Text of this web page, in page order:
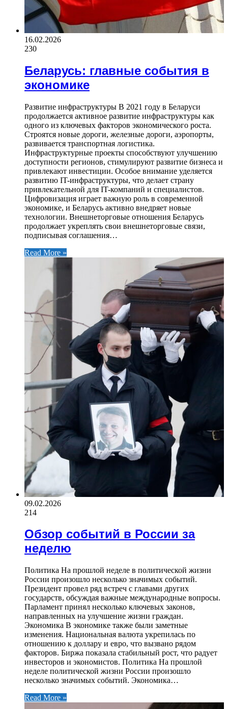
16.02.2026
230
Беларусь: главные события в
экономике
Развитие инфраструктуры В 2021 году в Беларуси
продолжается активное развитие инфраструктуры как
одного из ключевых факторов экономического роста.
Строятся новые дороги, железные дороги, аэропорты,
развивается транспортная логистика.
Инфраструктурные проекты способствуют улучшению
доступности регионов, стимулируют развитие бизнеса и
привлекают инвестиции. Особое внимание уделяется
развитию IT-инфраструктуры, что делает страну
привлекательной для IT-компаний и специалистов.
Цифровизация играет важную роль в современной
экономике, и Беларусь активно внедряет новые
технологии. Внешнеторговые отношения Беларусь
продолжает укреплять свои внешнеторговые связи,
подписывая соглашения…
Read More »
09.02.2026
214
Обзор событий в России за
неделю
Политика На прошлой неделе в политической жизни
России произошло несколько значимых событий.
Президент провел ряд встреч с главами других
государств, обсуждая важные международные вопросы.
Парламент принял несколько ключевых законов,
направленных на улучшение жизни граждан.
Экономика В экономике также были заметные
изменения. Национальная валюта укрепилась по
отношению к доллару и евро, что вызвано рядом
факторов. Биржа показала стабильный рост, что радует
инвесторов и экономистов. Политика На прошлой
неделе политической жизни России произошло
несколько значимых событий. Экономика…
Read More »